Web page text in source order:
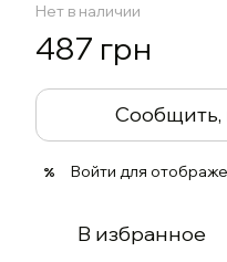
Нет в наличии
487 грн
Сообщить,
% Войти для
В избранное